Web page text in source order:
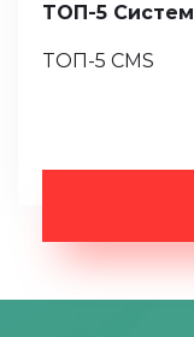
ТОП-5
ТОП-5 CMS